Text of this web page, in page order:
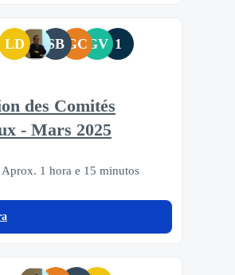
LD SB GCGV 1
des Comités
- Mars 2025
Aprox. 1 hora e 15 minutos